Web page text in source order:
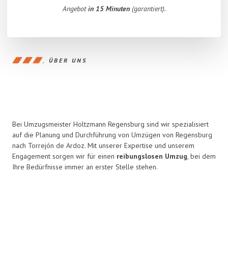
Angebotin 15 Minuten(garantiert).
ÜBER UNS
Bei Umzugsmeister Holtzmann Regensburg sind wir spezialisiert
auf die Planung und Durchführung von Umzügen von Regensburg
nach Torrejón de Ardoz. Mit unserer Expertise und unserem
Engagement sorgen wir für einen reibungslosen Umzug, bei dem
Ihre Bedürfnisse immer an erster Stelle stehen.